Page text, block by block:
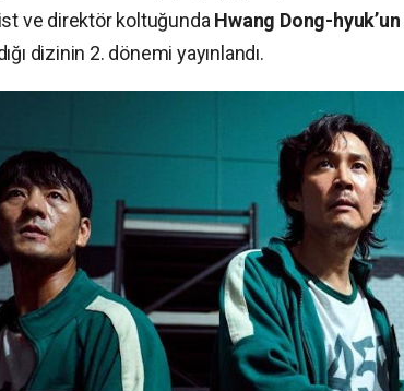
ve direktör koltuğunda Hwang Dong-hyuk’un
dizinin 2. dönemi yayınlandı.